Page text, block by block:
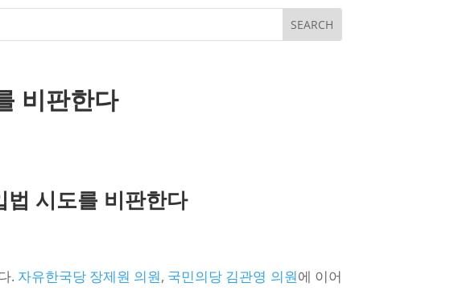
비판한다
시도를 비판한다
. 자유한국당 장제원 의원, 국민의당 김관영 의원에 이어